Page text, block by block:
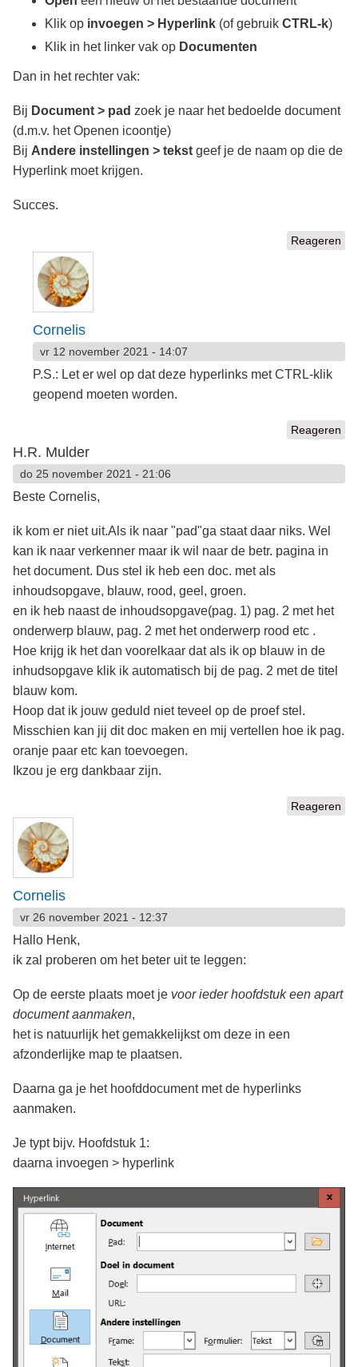
Klik op invoegen > Hyperlink(of gebruik CTRL-k)
Klik in het linker vak op Documenten
Dan in het rechter vak:
Bij Document > pad zoek je naar het bedoelde document
(d.m.v. het Openen icoontje)
Bij Andere instellingen > tekstgeef je de naam op die de
Hyperlink moet krijgen.
Succes.
Reageren
Cornelis
vr 12 november 2021 - 14:07
P.S.: Let er wel op dat deze hyperlinks met CTRL-klik
geopend moeten worden.
Reageren
H.R. Mulder
do 25 november 2021 - 21:06
Beste Cornelis,
ik kom er niet uit.Als ik naar "pad"ga staat daar niks. Wel
kan ik naar verkenner maar ik wil naar de betr. pagina in
het document. Dus stel ik heb een doc. met als
inhoudsopgave, blauw, rood, geel, groen.
en ik heb naast de inhoudsopgave(pag. 1) pag. 2 met het
onderwerp blauw, pag. 2 met het onderwerp rood etc .
Hoe krijg ik het dan voorelkaar dat als ik op blauw in de
inhudsopgave klik ik automatisch bij de pag. 2 met de titel
blauw kom.
Hoop dat ik jouw geduld niet teveel op de proef stel.
Misschien kan jij dit doc maken en mij vertellen hoe ik pag.
oranje paar etc kan toevoegen.
Ikzou je erg dankbaar zijn.
Reageren
Cornelis
vr 26 november 2021 - 12:37
Hallo Henk,
ik zal proberen om het beter uit te leggen:
Op de eerste plaats moet je voor ieder hoofdstuk een apart
document aanmaken,
het is natuurlijk het gemakkelijkst om deze in een
afzonderlijke map te plaatsen.
Daarna ga je het hoofddocument met de hyperlinks
aanmaken.
Je typt bijv. Hoofdstuk 1:
daarna invoegen > hyperlink